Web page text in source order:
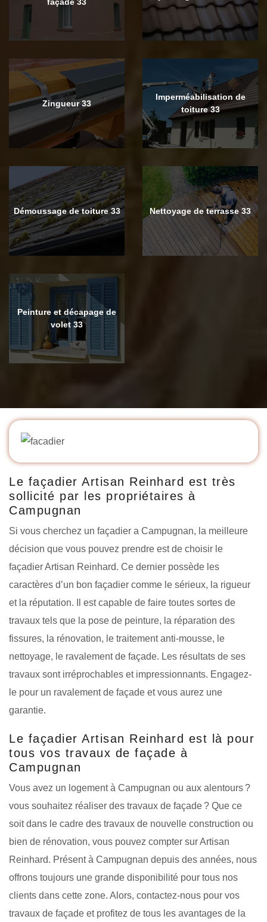
Zingueur 33
Imperméabilisation de
toiture 33
Démoussage de toiture 33 Nettoyage de terrasse 33
Peinture et décapage de
volet 33
Le façadier Artisan Reinhard est très
sollicité par les propriétaires à
Campugnan
Si vous cherchez un façadier a Campugnan, la meilleure
décision que vous pouvez prendre est de choisir le
façadier Artisan Reinhard. Ce dernier possède les
caractères d’un bon façadier comme le sérieux, la rigueur
et la réputation. Il est capable de faire toutes sortes de
travaux tels que la pose de peinture, la réparation des
fissures, la rénovation, le traitement anti-mousse, le
nettoyage, le ravalement de façade. Les résultats de ses
travaux sont irréprochables et impressionnants. Engagez-
le pour un ravalement de façade et vous aurez une
garantie.
Le façadier Artisan Reinhard est là pour
tous vos travaux de façade à
Campugnan
Vous avez un logement à Campugnan ou aux alentours ?
vous souhaitez réaliser des travaux de façade ? Que ce
soit dans le cadre des travaux de nouvelle construction ou
bien de rénovation, vous pouvez compter sur Artisan
Reinhard. Présent à Campugnan depuis des années, nous
offrons toujours une grande disponibilité pour tous nos
clients dans cette zone. Alors, contactez-nous pour vos
travaux de façade et profitez de tous les avantages de la